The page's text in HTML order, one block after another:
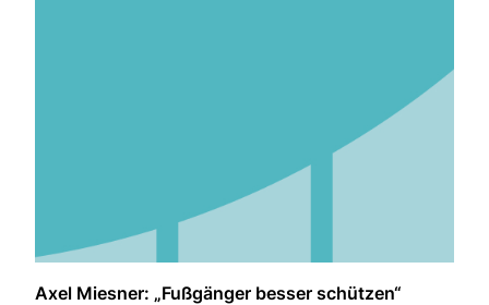
Axel Miesner: „Fußgänger besser schützen“